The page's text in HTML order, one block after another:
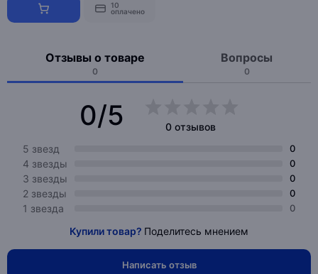
10
оплачено
Отзывы о товаре
0
Вопросы
0
0/5
0 отзывов
5 звезд
0
4 звезды 0
3 звезды 0
2 звезды 0
1 звезда 0
Купили товар? Поделитесь мнением
Написать отзыв